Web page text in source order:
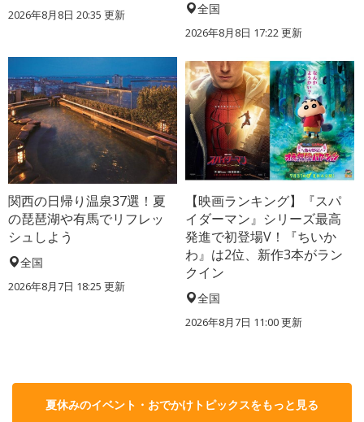
2026年8月8日 20:35 更新 全国
2026年8月8日 17:22更新
関西の日帰り温泉37選！夏
の琵琶湖や有馬でリフレッ
シュしよう
全国
2026年8月7日 18:25 更新
【映画ランキング】『スパ
イダーマン』シリーズ最高
発進で初登場V！『ちいか
わ』は2位、新作3本がラン
クイン
全国
2026年8月7日 11:00更新
夏休みのイベント・おでかけトピックスをもっと見る